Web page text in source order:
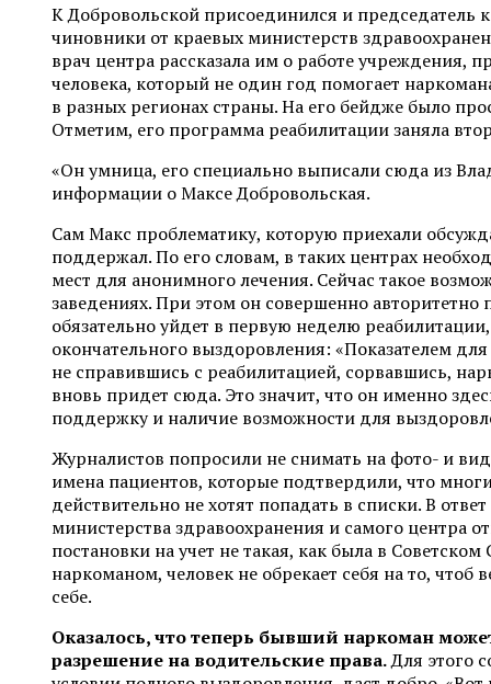
К Добровольской присоединился и председатель
чиновники от краевых министерств
врач центра рассказала им о работе учреждения,
человека, который не один год помогает
в разных регионах страны. На его бейдже было
Отметим, его программа реабилитации заняла
«Он умница, его специально выписали сюда из
информации о Максе Добровольская.
Сам Макс проблематику, которую приехали
поддержал. По его словам, в таких центрах
мест для анонимного лечения. Сейчас такое
заведениях. При этом он совершенно авторитетно
обязательно уйдет в первую неделю
окончательного выздоровления: «Показателем
не справившись с реабилитацией, сорвавшись,
вновь придет сюда. Это значит, что он именно
поддержку и наличие возможности для
Журналистов попросили не снимать на фото- и
имена пациентов, которые подтвердили, что
действительно не хотят попадать в списки. В
министерства здравоохранения и самого центра
постановки на учет не такая, как была в
наркоманом, человек не обрекает себя на то, чтоб
себе.
Оказалось, что теперь бывший наркоман
разрешение на водительские права.Для этого